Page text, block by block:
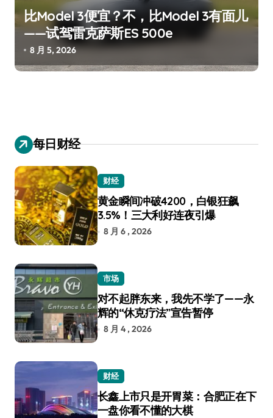
比Model 3便宜？不，比Model 3有面儿
——试驾雷克萨斯ES 500e
8 月 5, 2026
每日财经
财经
黄金瞬间冲破4200，白银狂飙
3.5%！三大利好连夜引爆
8 月 6 , 2026
市场
对不起胖东来，我先不学了——永
辉的“休克疗法”宣告暂停
8 月 4 , 2026
财经
长鑫上市只是开胃菜：合肥正在下
一盘你看不懂的大棋